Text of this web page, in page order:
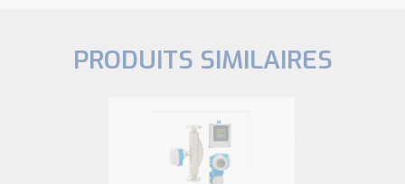
PRODUITS SIMILAIRES